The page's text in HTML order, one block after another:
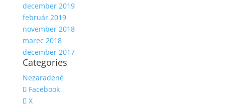
december 2019
február 2019
november 2018
marec 2018
december 2017
Categories
Nezaradené
Facebook
X